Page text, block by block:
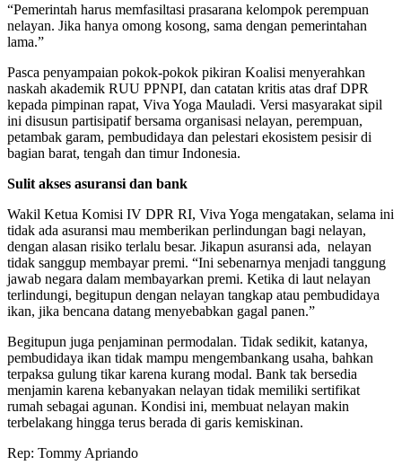
“Pemerintah harus memfasiltasi prasarana kelompok perempuan
nelayan. Jika hanya omong kosong, sama dengan pemerintahan
lama.”
Pasca penyampaian pokok-pokok pikiran Koalisi menyerahkan
naskah akademik RUU PPNPI, dan catatan kritis atas draf DPR
kepada pimpinan rapat, Viva Yoga Mauladi. Versi masyarakat sipil
ini disusun partisipatif bersama organisasi nelayan, perempuan,
petambak garam, pembudidaya dan pelestari ekosistem pesisir di
bagian barat, tengah dan timur Indonesia.
Sulit akses asuransi dan bank
Wakil Ketua Komisi IV DPR RI, Viva Yoga mengatakan, selama ini
tidak ada asuransi mau memberikan perlindungan bagi nelayan,
dengan alasan risiko terlalu besar. Jikapun asuransi ada, nelayan
tidak sanggup membayar premi. “Ini sebenarnya menjadi tanggung
jawab negara dalam membayarkan premi. Ketika di laut nelayan
terlindungi, begitupun dengan nelayan tangkap atau pembudidaya
ikan, jika bencana datang menyebabkan gagal panen.”
Begitupun juga penjaminan permodalan. Tidak sedikit, katanya,
pembudidaya ikan tidak mampu mengembankang usaha, bahkan
terpaksa gulung tikar karena kurang modal. Bank tak bersedia
menjamin karena kebanyakan nelayan tidak memiliki sertifikat
rumah sebagai agunan. Kondisi ini, membuat nelayan makin
terbelakang hingga terus berada di garis kemiskinan.
Rep: Tommy Apriando